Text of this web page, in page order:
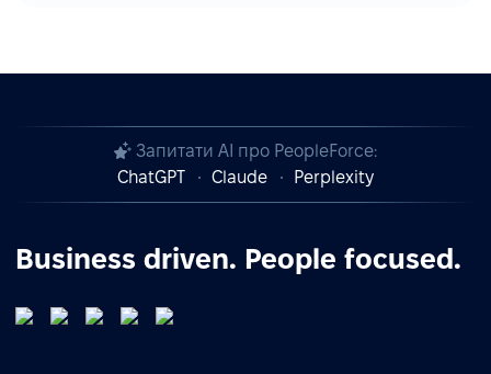
Запитати AI про PeopleForce:
ChatGPT
Claude Perplexity
Business driven. People focused.